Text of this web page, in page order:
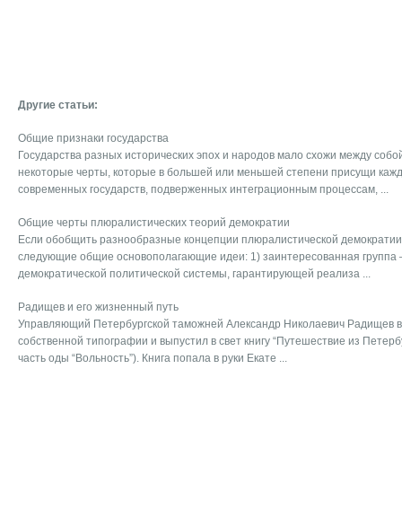
Другие статьи:
Общие признаки государства
Государства разных исторических эпох и народов мало схожи между
некоторые черты, которые в большей или меньшей степени присущи
современных государств, подверженных интеграционным процессам, ...
Общие черты плюралистических теорий демократии
Если обобщить разнообразные концепции плюралистической
следующие общие основополагающие идеи: 1) заинтересованная
демократической политической системы, гарантирующей реализа ...
Радищев и его жизненный путь
Управляющий Петербургской таможней Александр Николаевич Радищев в
собственной типографии и выпустил в свет книгу “Путешествие из
часть оды “Вольность”). Книга попала в руки Екате ...